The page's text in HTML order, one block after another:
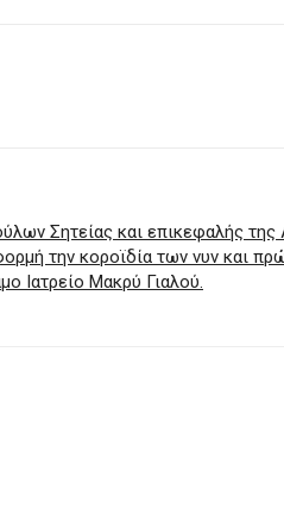
Σητείας και επικεφαλής
την κοροϊδία των νυν και
Ιατρείο Μακρύ Γιαλού.